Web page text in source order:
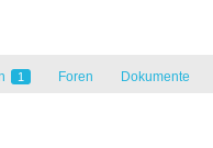
1 Foren Dokumente